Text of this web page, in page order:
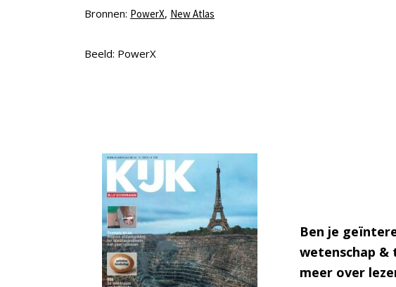
Bronnen: PowerX, New Atlas
Beeld: PowerX
Ben je
wetenschap &
meer over